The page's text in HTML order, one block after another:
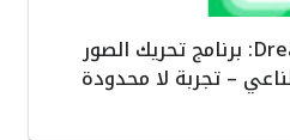
مراجعة تطبيق DreamFace: برنامج تحريك الصور
– تجربة لا محدودة